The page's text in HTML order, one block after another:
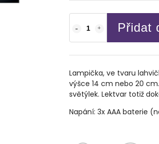
Přidat
Lampička, ve tvaru
výšce 14 cm nebo 20
světýlek. Lektvar totiž
Napání: 3x AAA baterie